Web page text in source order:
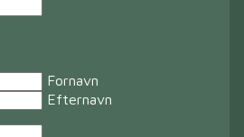
Fornavn
Efternavn